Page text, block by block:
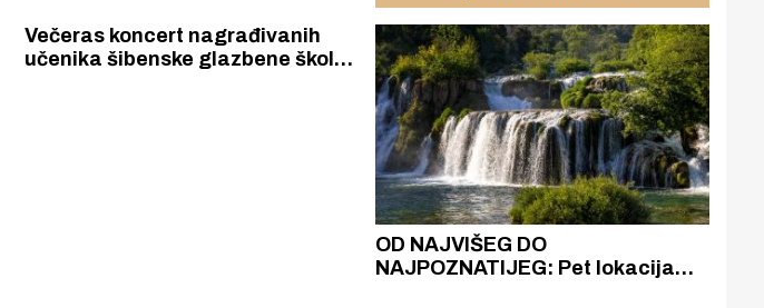
Večeras koncert nagrađivanih
učenika šibenske glazbene škole
OD NAJVIŠEG DO
NAJPOZNATIJEG: Pet lokacija